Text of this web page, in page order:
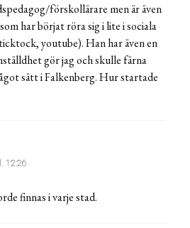
förskollärare men är även
har börjat röra sig i lite i sociala
youtube). Han har även en
gör jag och skulle färna
sätt i Falkenberg. Hur startade
12:26
finnas i varje stad.